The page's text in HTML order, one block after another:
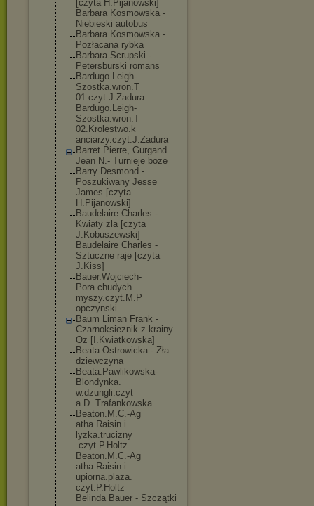
[czyta H.Pijanowski]
Barbara Kosmowska -
Niebieski autobus
Barbara Kosmowska -
Pozłacana rybka
Barbara Scrupski -
Petersburski romans
Bardugo.Leigh-
Szostka.wron.T
01.czyt.J.Zadura
Bardugo.Leigh-
Szostka.wron.T
02.Krolestwo.k
anciarzy.czyt.J.Zadura
Barret Pierre, Gurgand
Jean N.- Turnieje boze
Barry Desmond -
Poszukiwany Jesse
James [czyta
H.Pijanowski]
Baudelaire Charles -
Kwiaty zla [czyta
J.Kobuszewski]
Baudelaire Charles -
Sztuczne raje [czyta
J.Kiss]
Bauer.Wojciech-
Pora.chudych.
myszy.czyt.M.P
opczynski
Baum Liman Frank -
Czarnoksieznik z krainy
Oz [I.Kwiatkowska]
Beata Ostrowicka - Zła
dziewczyna
Beata.Pawlikowska-
Blondynka.
w.dzungli.czyt
a.D..Trafankowska
Beaton.M.C.-Ag
atha.Raisin.i.
lyzka.trucizny
.czyt.P.Holtz
Beaton.M.C.-Ag
atha.Raisin.i.
upiorna.plaza.
czyt.P.Holtz
Belinda Bauer - Szczątki